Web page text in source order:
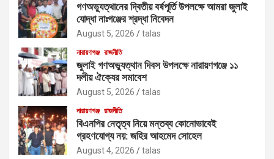
গণঅভ্যুত্থানের দ্বিতীয় বর্ষপূর্তি উপলক্ষে আমরা জুলাই
যোদ্ধা নাঃগঞ্জের শ্রদ্ধা নিবেদন
August 5, 2026 talas
নারায়ণগঞ্জ রাজনীতি
জুলাই গণঅভ্যুত্থান দিবস উপলক্ষে নারায়ণগঞ্জে ১১
দলীয় ঐক্যের সমাবেশ
August 5, 2026 talas
নারায়ণগঞ্জ রাজনীতি
বিএনপির নেতৃত্ব নিয়ে মন্তব্য কোনোভাবেই
গ্রহণযোগ্য নয়: জহির আহমেদ সোহেল
August 4, 2026 talas